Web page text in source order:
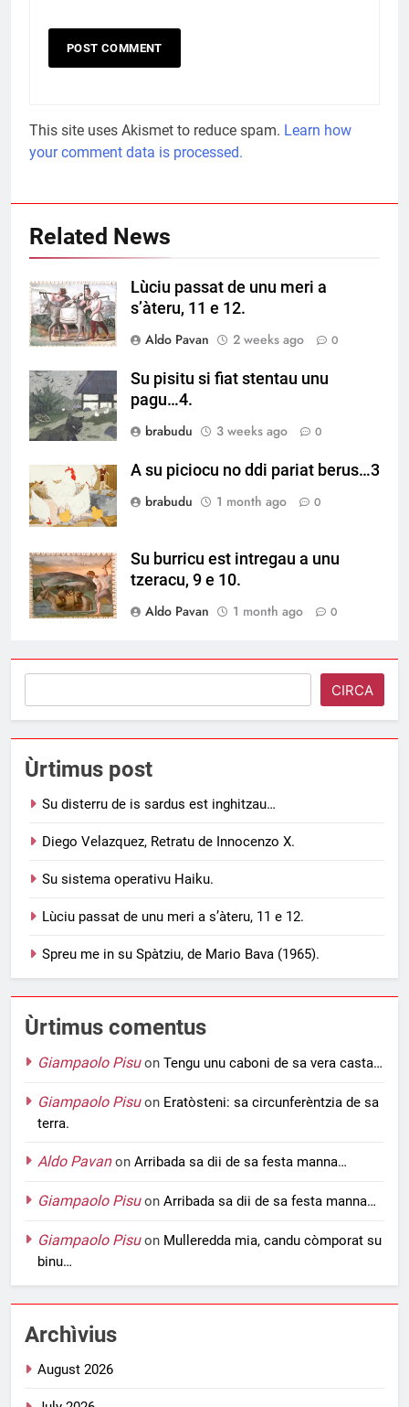
This site uses Akismet to reduce spam. Learn how
your comment data is processed.
Related News
Lùciu passat de unu meri a
s’àteru, 11 e 12.
Aldo Pavan
2 weeks ago 0
Su pisitu si fiat stentau unu
pagu…4.
brabudu
3 weeks ago 0
A su piciocu no ddi pariat berus…3
brabudu
1 month ago 0
Su burricu est intregau a unu
tzeracu, 9 e 10.
Aldo Pavan
1 month ago 0
CIRCA
Ùrtimus post
Su disterru de is sardus est inghitzau…
Diego Velazquez, Retratu de Innocenzo X.
Su sistema operativu Haiku.
Lùciu passat de unu meri a s’àteru, 11 e 12.
Spreu me in su Spàtziu, de Mario Bava (1965).
Ùrtimus comentus
Giampaolo Pisuon Tengu unu caboni de sa vera casta…
Giampaolo Pisuon Eratòsteni: sa circunferèntzia de sa
terra.
Aldo Pavanon Arribada sa dii de sa festa manna…
Giampaolo Pisuon Arribada sa dii de sa festa manna…
Giampaolo Pisuon Mulleredda mia, candu còmporat su
binu…
Archìvius
August 2026